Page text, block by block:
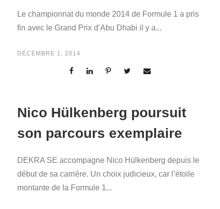
Le championnat du monde 2014 de Formule 1 a pris
fin avec le Grand Prix d’Abu Dhabi il y a...
DÉCEMBRE 1, 2014
Nico Hülkenberg poursuit
son parcours exemplaire
DEKRA SE accompagne Nico Hülkenberg depuis le
début de sa carrière. Un choix judicieux, car l’étoile
montante de la Formule 1...